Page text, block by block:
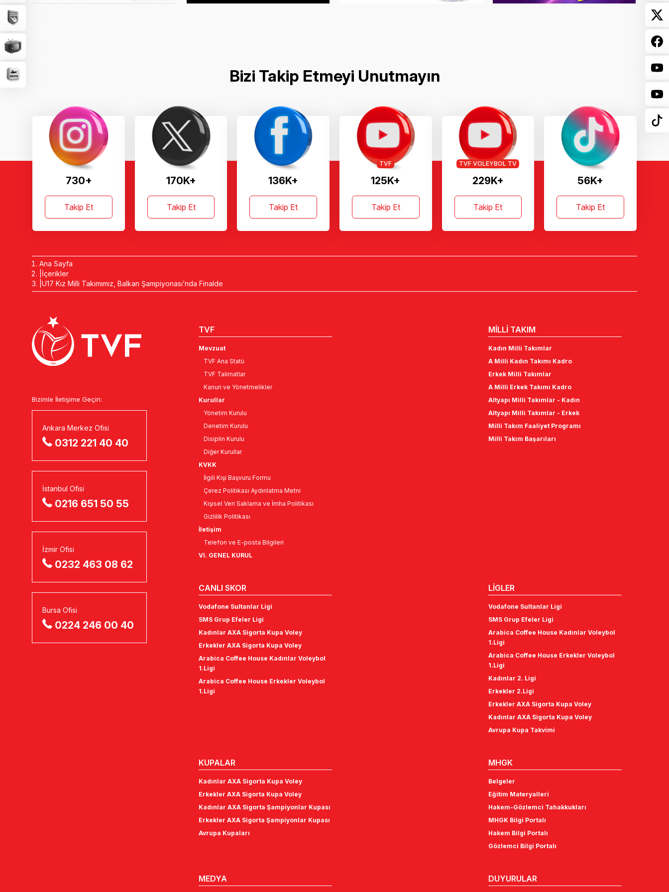
Bizi Takip Etmeyi Unutmayın
730+
Takip Et
170K+
Takip Et
136K+
Takip Et
125K+
TVF
Takip Et
229K+
TVF VOLEYBOL TV
Takip Et
56K+
Takip Et
Ana Sayfa
İçerikler
U17 Kız Milli Takımımız, Balkan Şampiyonası’nda Finalde
Bizimle İletişime Geçin:
Ankara Merkez Ofisi
0312 221 40 40
İstanbul Ofisi
0216 651 50 55
İzmir Ofisi
0232 463 08 62
Bursa Ofisi
0224 246 00 40
TVF
Mevzuat
TVF Ana Statü
TVF Talimatlar
Kanun ve Yönetmelikler
Kurullar
Yönetim Kurulu
Denetim Kurulu
Disiplin Kurulu
Diğer Kurullar
KVKK
İlgili Kişi Başvuru Formu
Çerez Politikası Aydınlatma Metni
Kişisel Veri Saklama ve İmha Politikası
Gizlilik Politikası
İletişim
Telefon ve E-posta Bilgileri
VI. GENEL KURUL
MİLLİ TAKIM
Kadın Milli Takımlar
A Milli Kadın Takımı Kadro
Erkek Milli Takımlar
A Milli Erkek Takımı Kadro
Altyapı Milli Takımlar - Kadın
Altyapı Milli Takımlar - Erkek
Milli Takım Faaliyet Programı
Milli Takım Başarıları
CANLI SKOR
Vodafone Sultanlar Ligi
SMS Grup Efeler Ligi
Kadınlar AXA Sigorta Kupa Voley
Erkekler AXA Sigorta Kupa Voley
Arabica Coffee House Kadınlar Voleybol
1.Ligi
Arabica Coffee House Erkekler Voleybol
1.Ligi
LİGLER
Vodafone Sultanlar Ligi
SMS Grup Efeler Ligi
Arabica Coffee House Kadınlar Voleybol
1.Ligi
Arabica Coffee House Erkekler Voleybol
1.Ligi
Kadınlar 2. Ligi
Erkekler 2.Ligi
Erkekler AXA Sigorta Kupa Voley
Kadınlar AXA Sigorta Kupa Voley
Avrupa Kupa Takvimi
KUPALAR
Kadınlar AXA Sigorta Kupa Voley
Erkekler AXA Sigorta Kupa Voley
Kadınlar AXA Sigorta Şampiyonlar Kupası
Erkekler AXA Sigorta Şampiyonlar Kupası
Avrupa Kupaları
MHGK
Belgeler
Eğitim Materyalleri
Hakem-Gözlemci Tahakkukları
MHGK Bilgi Portalı
Hakem Bilgi Portalı
Gözlemci Bilgi Portalı
MEDYA DUYURULAR